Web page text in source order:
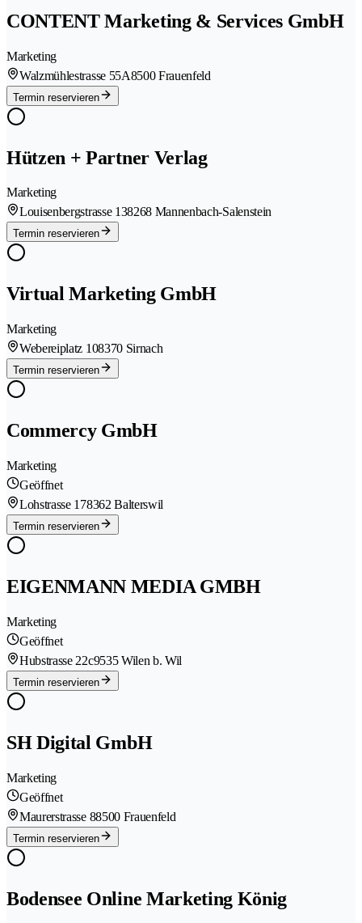
CONTENT Marketing & Services GmbH
Marketing
Walzmühlestrasse 55A8500 Frauenfeld
Termin reservieren
Hützen + Partner Verlag
Marketing
Louisenbergstrasse 138268 Mannenbach-Salenstein
Termin reservieren
Virtual Marketing GmbH
Marketing
Webereiplatz 108370 Sirnach
Termin reservieren
Commercy GmbH
Marketing
Geöffnet
Lohstrasse 178362 Balterswil
Termin reservieren
EIGENMANN MEDIA GMBH
Marketing
Geöffnet
Hubstrasse 22c9535 Wilen b. Wil
Termin reservieren
SH Digital GmbH
Marketing
Geöffnet
Maurerstrasse 88500 Frauenfeld
Termin reservieren
Bodensee Online Marketing König